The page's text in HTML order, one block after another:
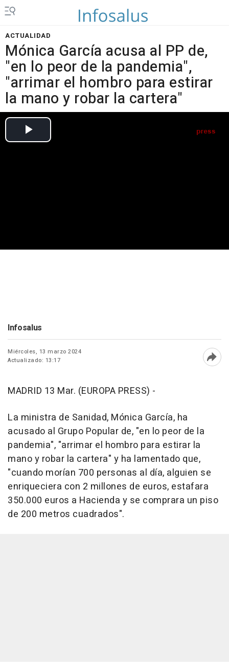
ACTUALIDAD
Mónica García acusa al PP de,
"en lo peor de la pandemia",
"arrimar el hombro para estirar
la mano y robar la cartera"
Infosalus
Miércoles, 13 marzo 2024
Actualizado: 13:17
MADRID 13 Mar. (EUROPA PRESS) -
La ministra de Sanidad, Mónica García, ha
acusado al Grupo Popular de, "en lo peor de la
pandemia", "arrimar el hombro para estirar la
mano y robar la cartera" y ha lamentado que,
"cuando morían 700 personas al día, alguien se
enriqueciera con 2 millones de euros, estafara
350.000 euros a Hacienda y se comprara un piso
de 200 metros cuadrados".